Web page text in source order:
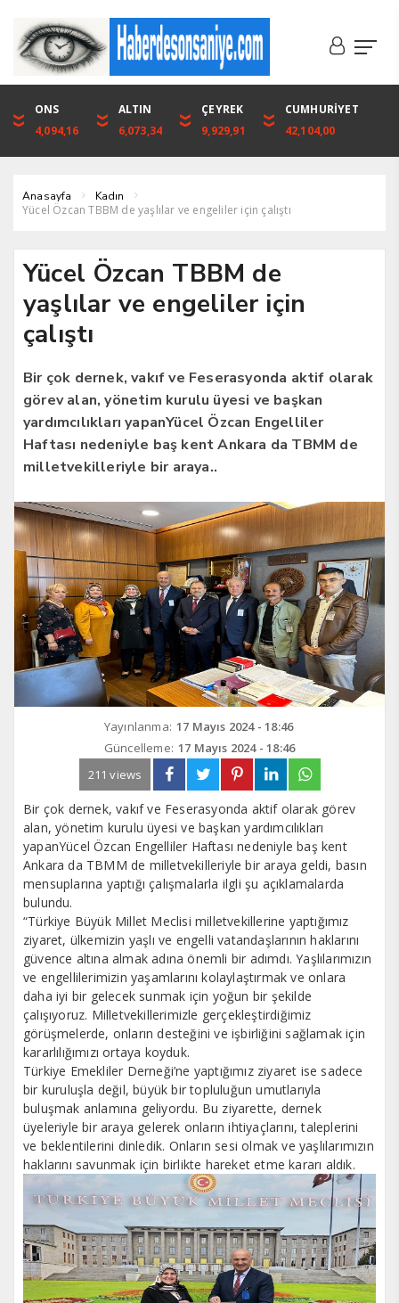
DOLAR
46,1316
EURO
53,3001
ALTIN
6,073,34
BIST
1.720,92
ONS
4,094,16
ALTIN
6,073,34
ÇEYREK
9,929,91
CUMHURİYET
42,104,00
Anasayfa Kadın
Yücel Özcan TBBM de yaşlılar ve engeliler için çalıştı
Yücel Özcan TBBM de
yaşlılar ve engeliler için
çalıştı
Bir çok dernek, vakıf ve Feserasyonda aktif olarak
görev alan, yönetim kurulu üyesi ve başkan
yardımcılıkları yapanYücel Özcan Engelliler
Haftası nedeniyle baş kent Ankara da TBMM de
milletvekilleriyle bir araya..
Yayınlanma: 17 Mayıs 2024 - 18:46
Güncelleme: 17 Mayıs 2024 - 18:46
211 views
Bir çok dernek, vakıf ve Feserasyonda aktif olarak görev
alan, yönetim kurulu üyesi ve başkan yardımcılıkları
yapanYücel Özcan Engelliler Haftası nedeniyle baş kent
Ankara da TBMM de milletvekilleriyle bir araya geldi, basın
mensuplarına yaptığı çalışmalarla ilgli şu açıklamalarda
bulundu.
“Türkiye Büyük Millet Meclisi milletvekillerine yaptığımız
ziyaret, ülkemizin yaşlı ve engelli vatandaşlarının haklarını
güvence altına almak adına önemli bir adımdı. Yaşlılarımızın
ve engellilerimizin yaşamlarını kolaylaştırmak ve onlara
daha iyi bir gelecek sunmak için yoğun bir şekilde
çalışıyoruz. Milletvekillerimizle gerçekleştirdiğimiz
görüşmelerde, onların desteğini ve işbirliğini sağlamak için
kararlılığımızı ortaya koyduk.
Türkiye Emekliler Derneği’ne yaptığımız ziyaret ise sadece
bir kuruluşla değil, büyük bir topluluğun umutlarıyla
buluşmak anlamına geliyordu. Bu ziyarette, dernek
üyeleriyle bir araya gelerek onların ihtiyaçlarını, taleplerini
ve beklentilerini dinledik. Onların sesi olmak ve yaşlılarımızın
haklarını savunmak için birlikte hareket etme kararı aldık.